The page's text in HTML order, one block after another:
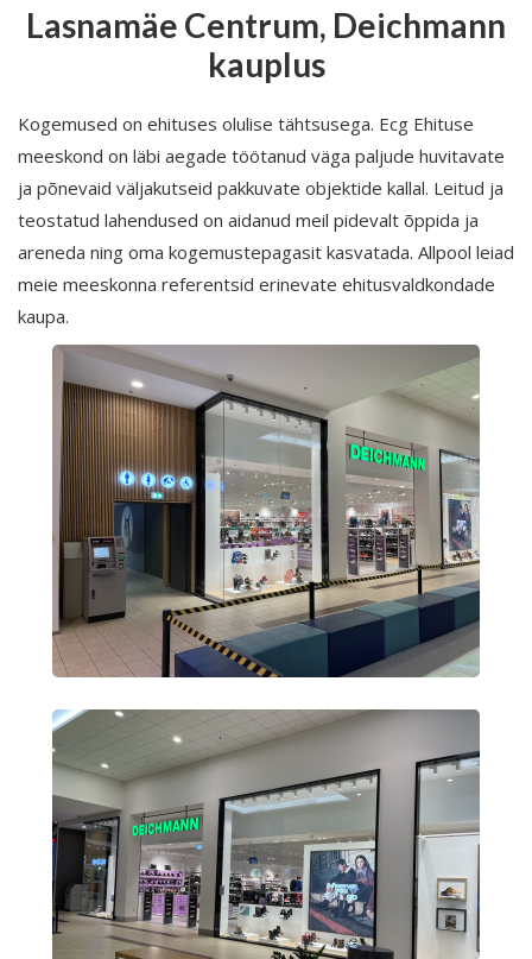
Lasnamäe Centrum, Deichmann
kauplus
Kogemused on ehituses olulise tähtsusega. Ecg Ehituse
meeskond on läbi aegade töötanud väga paljude huvitavate
ja põnevaid väljakutseid pakkuvate objektide kallal. Leitud ja
teostatud lahendused on aidanud meil pidevalt õppida ja
areneda ning oma kogemustepagasit kasvatada. Allpool leiad
meie meeskonna referentsid erinevate ehitusvaldkondade
kaupa.